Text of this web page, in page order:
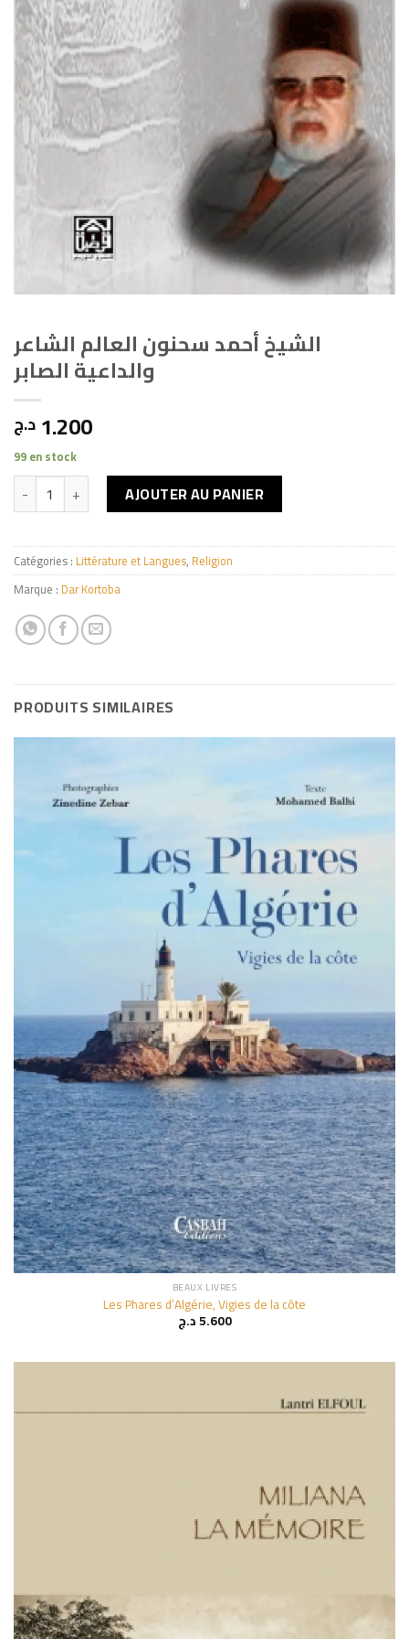
الشيخ أحمد سحنون العالم الشاعر
والداعية الصابر
1.200 د.ج
99 en stock
quantité de الشيخ أحمد سحنون العالم الشاعر والداعية الصابر
AJOUTER AU PANIER
Catégories : Littérature et Langues, Religion
Marque : Dar Kortoba
PRODUITS SIMILAIRES
BEAUX LIVRES
Les Phares d’Algérie, Vigies de la côte
5.600د.ج